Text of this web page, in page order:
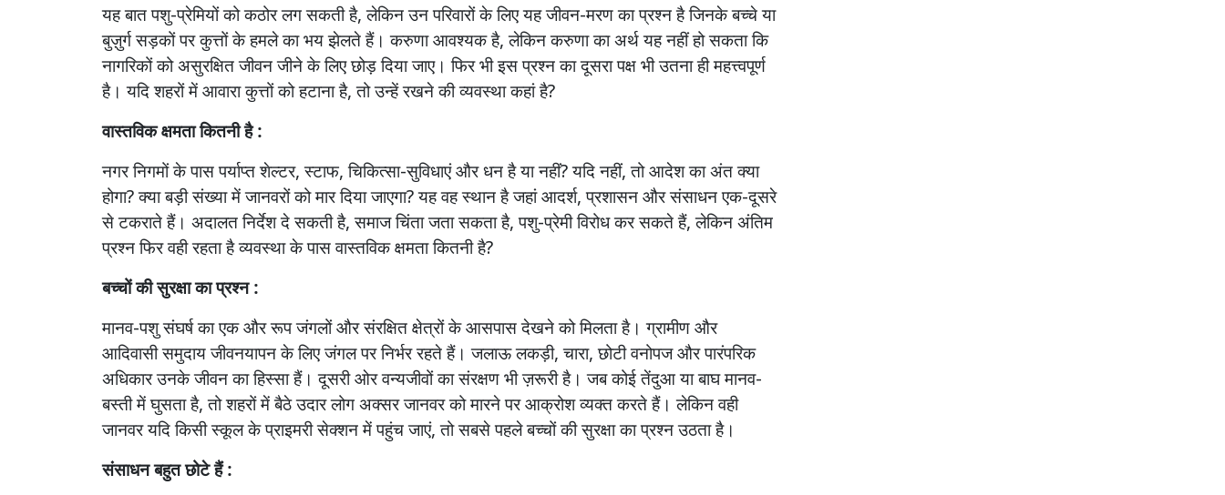
यहबातपशु-प्रेमियोंकोकठोरलगसकतीहै,लेकिनउनपरिवारोंकेलिएयहजीवन-मरणकाप्रश्नहैजिनकेबच्चेया
बुज़ुर्गसड़कोंपरकुत्तोंकेहमलेकाभयझेलतेहैं। करुणाआवश्यकहै,लेकिनकरुणाकाअर्थयहनहींहोसकताकि
नागरिकोंकोअसुरक्षितजीवनजीनेकेलिएछोड़दियाजाए। फिरभीइसप्रश्नकादूसरापक्षभीउतनाहीमहत्त्वपूर्ण
है। यदिशहरोंमेंआवाराकुत्तोंकोहटानाहै,तोउन्हेंरखनेकीव्यवस्थाकहांहै?
वास्तविकक्षमताकितनीहै :
नगरनिगमोंकेपासपर्याप्तशेल्टर,स्टाफ,चिकित्सा-सुविधाएंऔरधनहैयानहीं?यदिनहीं,तोआदेशकाअंतक्या
होगा?क्याबड़ीसंख्यामेंजानवरोंकोमारदियाजाएगा?यहवहस्थानहैजहांआदर्श,प्रशासनऔरसंसाधनएक-दूसरे
सेटकरातेहैं। अदालतनिर्देशदेसकतीहै,समाजचिंताजतासकताहै,पशु-प्रेमीविरोधकरसकतेहैं,लेकिनअंतिम
प्रश्नफिरवहीरहताहैव्यवस्थाकेपासवास्तविकक्षमताकितनीहै?
बच्चोंकीसुरक्षाकाप्रश्न :
मानव-पशुसंघर्षकाएकऔररूपजंगलोंऔरसंरक्षितक्षेत्रोंकेआसपासदेखनेकोमिलताहै। ग्रामीणऔर
आदिवासीसमुदायजीवनयापनकेलिएजंगलपरनिर्भररहतेहैं। जलाऊलकड़ी,चारा,छोटीवनोपजऔरपारंपरिक
अधिकारउनकेजीवनकाहिस्साहैं। दूसरीओरवन्यजीवोंकासंरक्षणभीज़रूरीहै। जबकोईतेंदुआयाबाघमानव-
बस्तीमेंघुसताहै,तोशहरोंमेंबैठेउदारलोगअक्सरजानवरकोमारनेपरआक्रोशव्यक्तकरतेहैं। लेकिनवही
जानवरयदिकिसीस्कूलकेप्राइमरीसेक्शनमेंपहुंचजाएं,तोसबसेपहलेबच्चोंकीसुरक्षाकाप्रश्नउठताहै।
संसाधनबहुतछोटेहैं :